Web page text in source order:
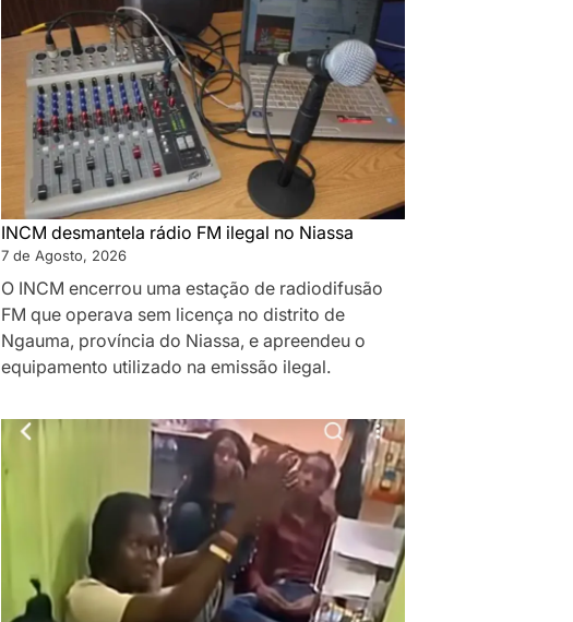
INCM desmantela rádio FM ilegal no Niassa
7 de Agosto, 2026
O INCM encerrou uma estação de radiodifusão
FM que operava sem licença no distrito de
Ngauma, província do Niassa, e apreendeu o
equipamento utilizado na emissão ilegal.